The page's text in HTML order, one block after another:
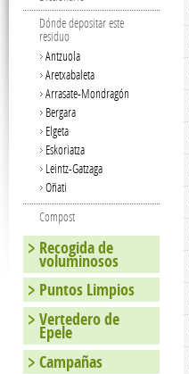
Dónde depositar este
residuo
Antzuola
Aretxabaleta
Arrasate-Mondragón
Bergara
Elgeta
Eskoriatza
Leintz-Gatzaga
Oñati
Compost
Recogida de
voluminosos
Puntos Limpios
Vertedero de
Epele
Campañas